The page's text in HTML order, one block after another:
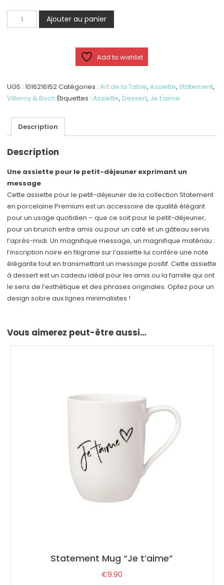
quantité
de
t’aime"
Ajouter au panier
Add to wishlist
UGS :1016216152Catégories :Art de la Table,Assiette, Statement,
Villeroy & Boch Étiquettes :Assiette,Dessert, Je t'aime
Description
Description
Une assiette pour le petit-déjeuner exprimant un
message
Cette assiette pour le petit-déjeuner de la collection Statement
en porcelaine Premium est un accessoire de qualité élégant
pour un usage quotidien – que ce soit pour le petit-déjeuner,
pour un brunch entre amis ou pour un café et un gâteau servis
l’après-midi. Un magnifique message, un magnifique matériau :
l’inscription noire en filigrane sur l’assiette lui confère une note
élégante tout en transmettant un message positif. Cette assiette
à dessert est un cadeau idéal pour les amis ou la famille qui ont
le sens de l’esthétique et des phrases originales. Optez pour un
design sobre aux lignes minimalistes !
Vous aimerez peut-être aussi…
Statement Mug “Je t’aime”
€9.90